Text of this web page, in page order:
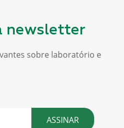
newsletter
sobre laboratório e
ASSINAR